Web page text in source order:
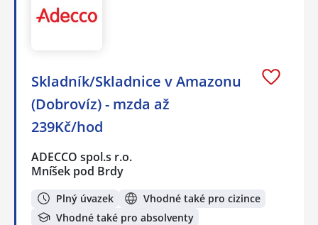
Skladník/Skladnice v Amazonu
(Dobrovíz) - mzda až
239Kč/hod
ADECCO spol.s r.o.
Mníšek pod Brdy
Plný úvazek
Vhodné také pro cizince
Vhodné také pro absolventy